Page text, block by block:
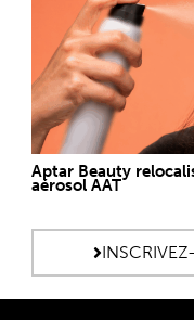
Aptar Beauty
aérosol AAT